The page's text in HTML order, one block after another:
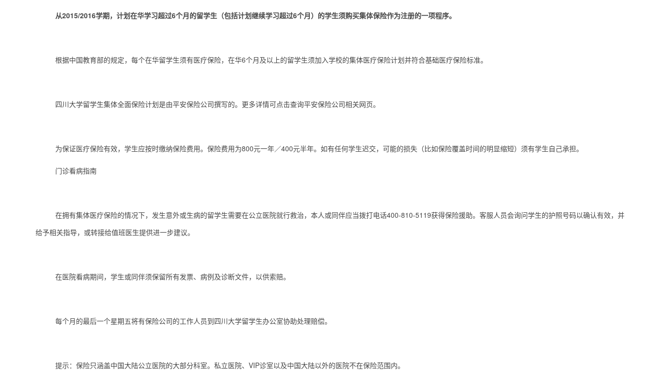
从2015/2016学期，计划在华学习超过6个月的留学生（包括计划继续学习超过6个月）的学生须购买集体保险作为注册的一项程序。
根据中国教育部的规定，每个在华留学生须有医疗保险，在华6个月及以上的留学生须加入学校的集体医疗保险计划并符合基础医疗保险标准。
四川大学留学生集体全面保险计划是由平安保险公司撰写的。更多详情可点击查询平安保险公司相关网页。
为保证医疗保险有效，学生应按时缴纳保险费用。保险费用为800元一年／400元半年。如有任何学生迟交，可能的损失（比如保险覆盖时间的明显缩短）须有学生自己承担。
门诊看病指南
在拥有集体医疗保险的情况下，发生意外或生病的留学生需要在公立医院就行救治，本人或同伴应当拨打电话400-810-5119获得保险援助。客服人员会询问学生的护照号码以确认有效，并
给予相关指导，或转接给值班医生提供进一步建议。
在医院看病期间，学生或同伴须保留所有发票、病例及诊断文件，以供索赔。
每个月的最后一个星期五将有保险公司的工作人员到四川大学留学生办公室协助处理赔偿。
提示：保险只涵盖中国大陆公立医院的大部分科室。私立医院、VIP诊室以及中国大陆以外的医院不在保险范围内。